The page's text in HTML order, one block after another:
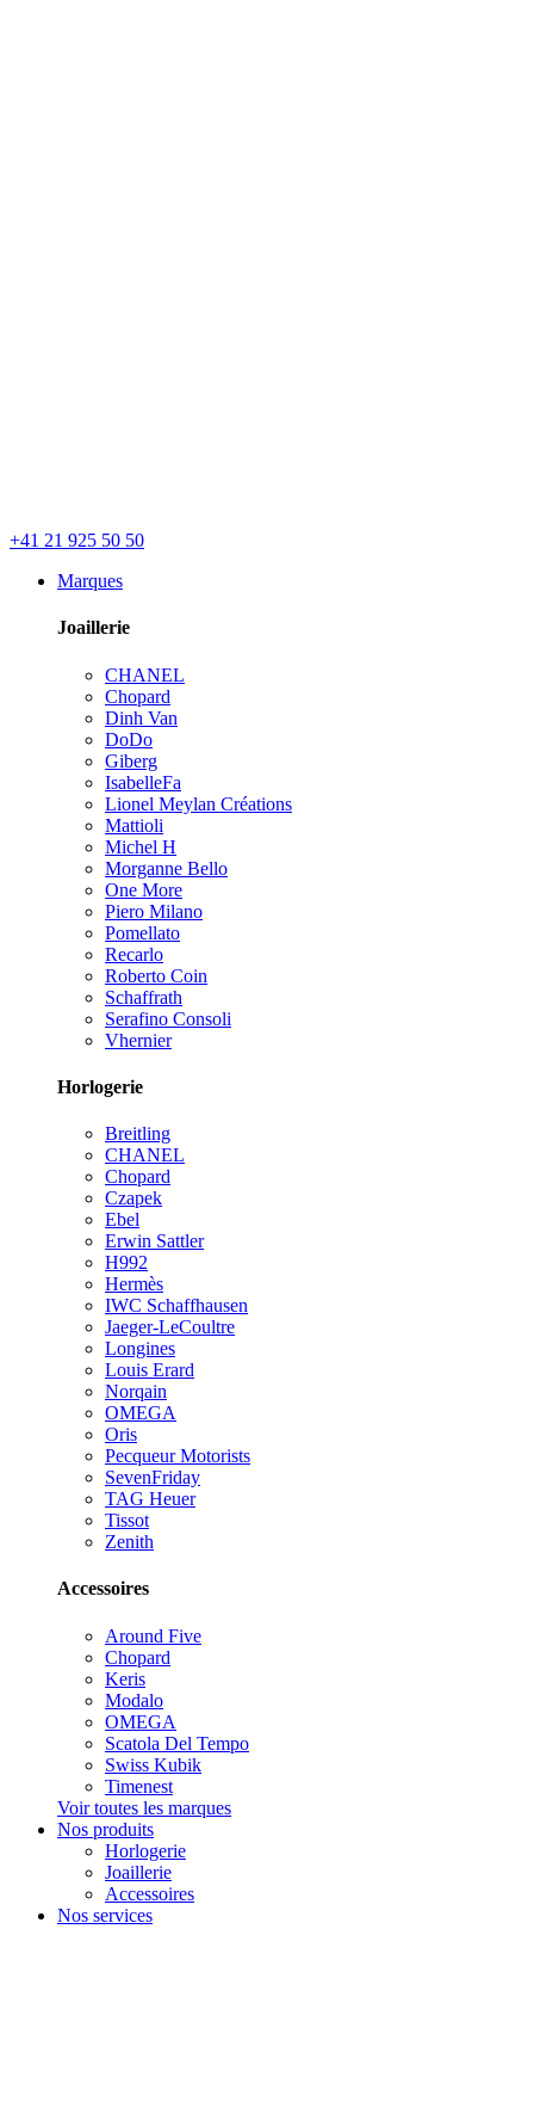
+41 21 925 50 50
Marques
Joaillerie
CHANEL
Chopard
Dinh Van
DoDo
Giberg
IsabelleFa
Lionel Meylan Créations
Mattioli
Michel H
Morganne Bello
One More
Piero Milano
Pomellato
Recarlo
Roberto Coin
Schaffrath
Serafino Consoli
Vhernier
Horlogerie
Breitling
CHANEL
Chopard
Czapek
Ebel
Erwin Sattler
H992
Hermès
IWC Schaffhausen
Jaeger-LeCoultre
Longines
Louis Erard
Norqain
OMEGA
Oris
Pecqueur Motorists
SevenFriday
TAG Heuer
Tissot
Zenith
Accessoires
Around Five
Chopard
Keris
Modalo
OMEGA
Scatola Del Tempo
Swiss Kubik
Timenest
Voir toutes les marques
Nos produits
Horlogerie
Joaillerie
Accessoires
Nos services